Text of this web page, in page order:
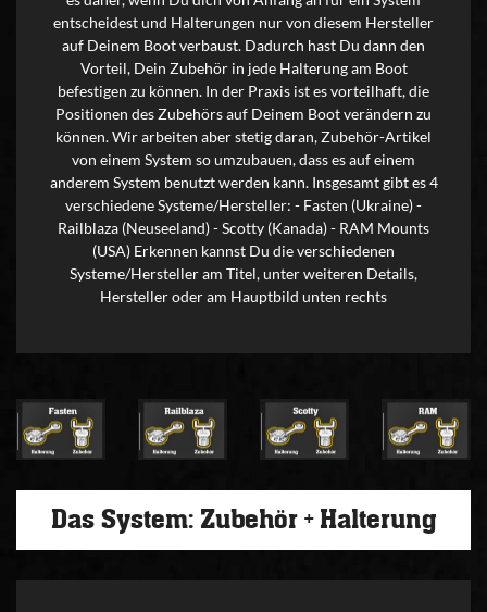
entscheidest und Halterungen nur von diesem Hersteller
auf Deinem Boot verbaust. Dadurch hast Du dann den
Vorteil, Dein Zubehör in jede Halterung am Boot
befestigen zu können. In der Praxis ist es vorteilhaft, die
Positionen des Zubehörs auf Deinem Boot verändern zu
können. Wir arbeiten aber stetig daran, Zubehör-Artikel
von einem System so umzubauen, dass es auf einem
anderem System benutzt werden kann. Insgesamt gibt es 4
verschiedene Systeme/Hersteller: - Fasten (Ukraine) -
Railblaza (Neuseeland) - Scotty (Kanada) - RAM Mounts
(USA) Erkennen kannst Du die verschiedenen
Systeme/Hersteller am Titel, unter weiteren Details,
Hersteller oder am Hauptbild unten rechts
Das System: Zubehör + Halterung